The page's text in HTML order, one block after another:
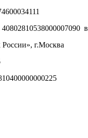
40802810538000007090 в
г.Москва